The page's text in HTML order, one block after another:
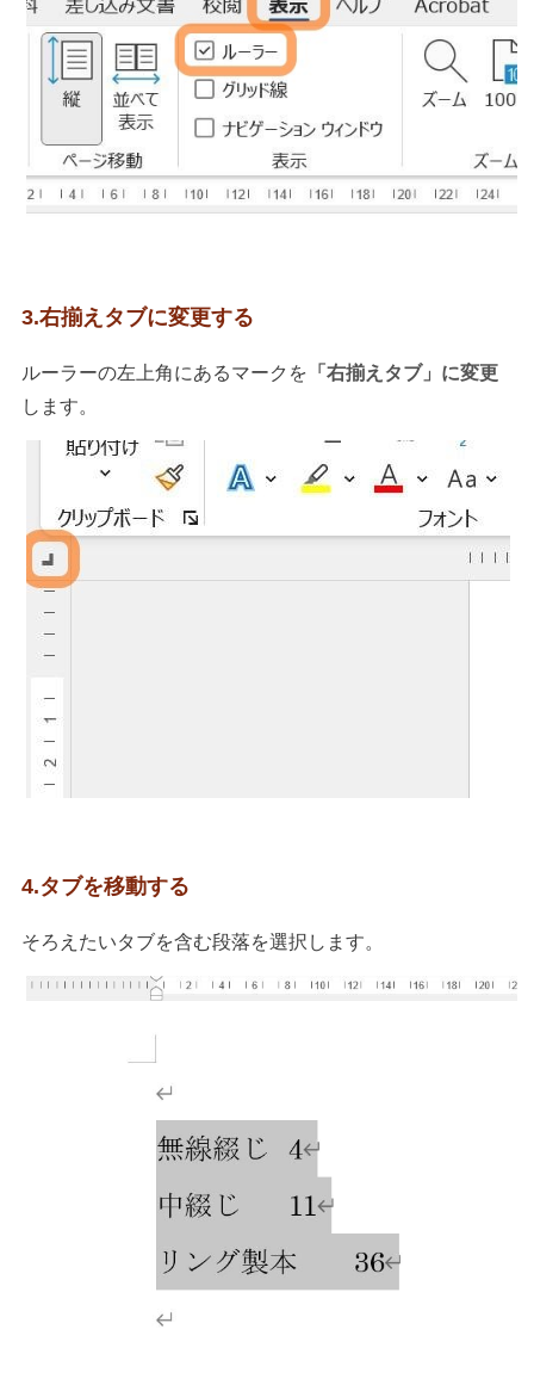
3.右揃えタブに変更する
ルーラーの左上角にあるマークを 「右揃えタブ」に変更
します。
4.タブを移動する
そろえたいタブを含む段落を選択します。